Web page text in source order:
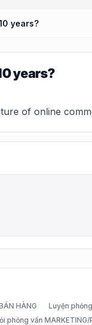
years?
years?
of online
HÀNG Luyện
phỏng vấn MARKETING/